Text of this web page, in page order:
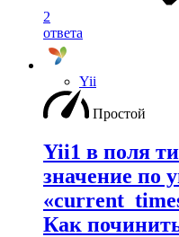
2
ответа
Yii
Простой
Yii1 в поля
значение по
Как